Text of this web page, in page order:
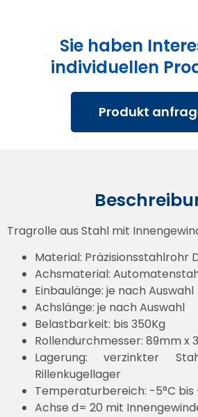
Sie haben
individuellen
Produkt
Tragrolle aus Stahl mit
Material: Präzisionsstahlrohr
Achsmaterial:
Einbaulänge: je nach Auswahl
Achslänge: je nach Auswahl
Belastbarkeit: bis 350Kg
Rollendurchmesser: 89mm x
Lagerung: verzinkter
Rillenkugellager
Temperaturbereich: -5°C bis
Achse d= 20 mit